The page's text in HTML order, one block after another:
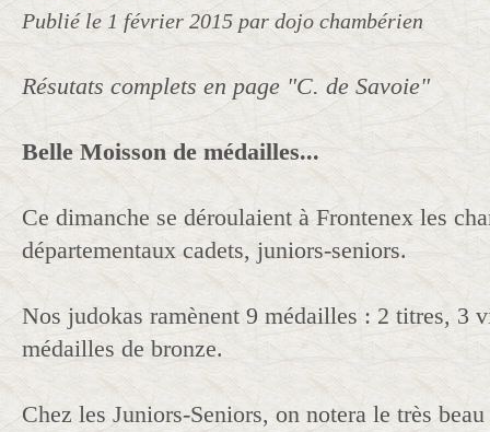
Publié le 1 février 2015 par dojo chambérien
Résutats complets en page "C. de Savoie"
Belle Moisson de médailles...
Ce dimanche se déroulaient à Frontenex les
départementaux cadets, juniors-seniors.
Nos judokas ramènent 9 médailles : 2 titres, 3
médailles de bronze.
Chez les Juniors-Seniors, on notera le très